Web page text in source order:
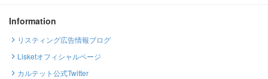
Information
リスティング広告情報ブログ
Lisketオフィシャルページ
カルテット公式Twitter